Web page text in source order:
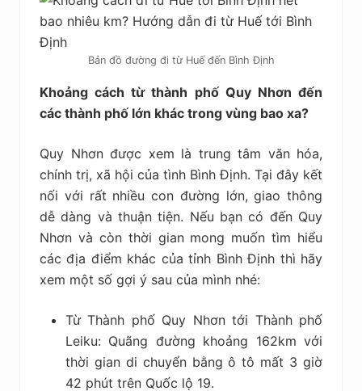
Bản đồ đường đi từ Huế đến Bình Định
Khoảng cách từ thành phố Quy Nhơn đến
các thành phố lớn khác trong vùng bao xa?
Quy Nhơn được xem là trung tâm văn hóa,
chính trị, xã hội của tình Bình Định. Tại đây kết
nối với rất nhiều con đường lớn, giao thông
dễ dàng và thuận tiện. Nếu bạn có đến Quy
Nhơn và còn thời gian mong muốn tìm hiểu
các địa điểm khác của tỉnh Bình Định thì hãy
xem một số gợi ý sau của mình nhé:
Từ Thành phố Quy Nhơn tới Thành phố
Leiku: Quãng đường khoảng 162km với
thời gian di chuyển bằng ô tô mất 3 giờ
42 phút trên Quốc lộ 19.